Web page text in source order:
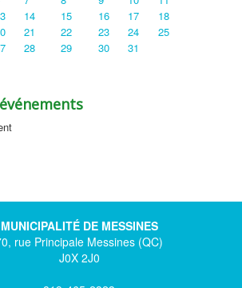
14 15 16 17
18
21 22 23 24
25
28 29 30 31
MUNICIPALITÉ DE MESSINES
rue Principale Messines (QC)
J0X 2J0